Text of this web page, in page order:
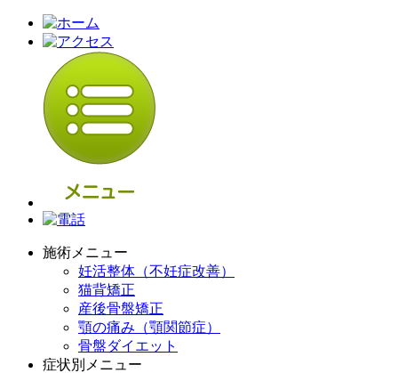
施術メニュー
妊活整体（不妊症改善）
猫背矯正
産後骨盤矯正
顎の痛み（顎関節症）
骨盤ダイエット
症状別メニュー